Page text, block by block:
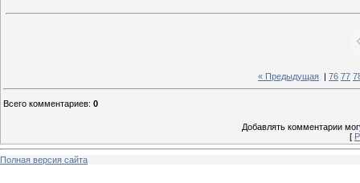
« Предыдущая 76 77
Всего комментариев: 0
Добавлять комментарии
[
Полная версия сайта